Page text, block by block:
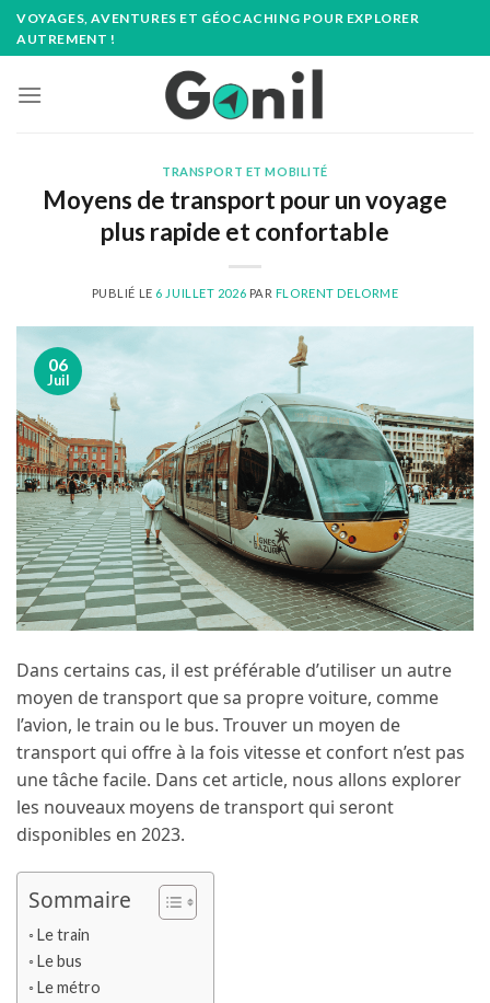
Passer
VOYAGES, AVENTURES ET GÉOCACHING POUR EXPLORER
AUTREMENT !
TRANSPORT ET MOBILITÉ
Moyens de transport pour un voyage
plus rapide et confortable
PUBLIÉ LE 6 JUILLET 2026 PAR FLORENT DELORME
06
Juil
Dans certains cas, il est préférable d’utiliser un autre
moyen de transport que sa propre voiture, comme
l’avion, le train ou le bus. Trouver un moyen de
transport qui offre à la fois vitesse et confort n’est pas
une tâche facile. Dans cet article, nous allons explorer
les nouveaux moyens de transport qui seront
disponibles en 2023.
Sommaire
Le train
Le bus
Le métro